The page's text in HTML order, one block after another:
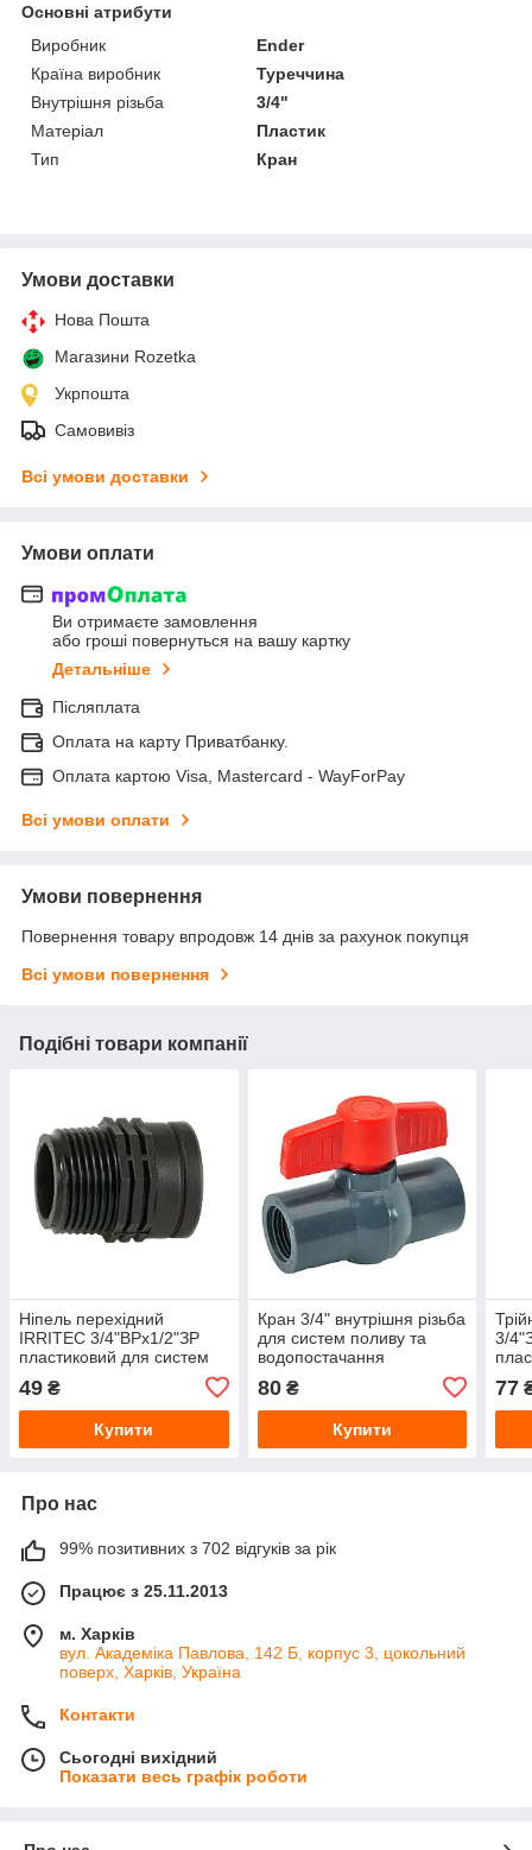
Основні атрибути
Виробник
Ender
Країна виробник
Туреччина
Внутрішня різьба
3/4"
Матеріал
Пластик
Тип
Кран
Умови доставки
Нова Пошта
Магазини Rozetka
Укрпошта
Самовивіз
Всі умови доставки
Умови оплати
Ви отримаєте замовлення
або гроші повернуться на вашу картку
Детальніше
Післяплата
Оплата на карту Приватбанку.
Оплата картою Visa, Mastercard - WayForPay
Всі умови оплати
Умови повернення
Повернення товару впродовж 14 днів за рахунок покупця
Всі умови повернення
Подібні товари компанії
Ніпель перехідний
IRRITEC 3/4"ВРх1/2"ЗР
пластиковий для систем
поливу та водопостачання
49 ₴
Купити
Кран 3/4" внутрішня різьба
для систем поливу та
водопостачання
80₴
Купити
3/
77
Про нас
99% позитивних з 702 відгуків за рік
Працює з 25.11.2013
м. Харків
вул. Академіка Павлова, 142 Б, корпус 3, цокольний
поверх, Харків, Україна
Контакти
Сьогодні вихідний
Показати весь графік роботи